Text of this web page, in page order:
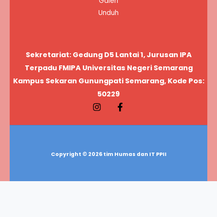
Unduh
Sekretariat: Gedung D5 Lantai 1, Jurusan IPA
Terpadu FMIPA Universitas Negeri Semarang
Kampus Sekaran Gunungpati Semarang, Kode Pos:
50229
Copyright © 2026 tim Humas dan IT PPII